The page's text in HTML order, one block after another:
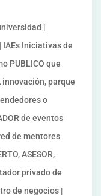
|
IAEs Iniciativas de
PUBLICO que
innovación, parque
o
de eventos
de mentores
ASESOR,
privado de
de negocios |